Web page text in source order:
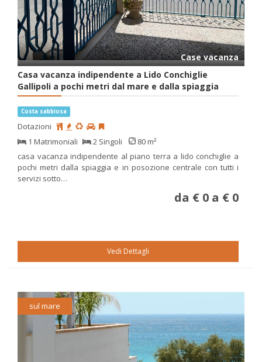
Case vacanza
Casa vacanza indipendente a Lido Conchiglie
Gallipoli a pochi metri dal mare e dalla spiaggia
Costa sabbiosa
Dotazioni
1 Matrimoniali
2 Singoli
80 m²
casa vacanza indipendente al piano terra a lido conchiglie a
pochi metri dalla spiaggia e in posozione centrale con tutti i
servizi sotto…
da € 0 a € 0
Vedi Dettagli
sul mare